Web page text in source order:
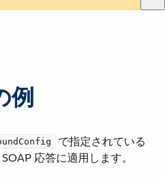
例
​ で指定されている
応答に適用します。